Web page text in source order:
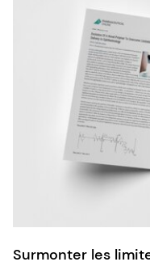
Surmonter les